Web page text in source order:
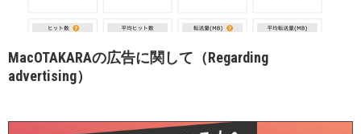
MacOTAKARAの広告に関して（Regarding
advertising）